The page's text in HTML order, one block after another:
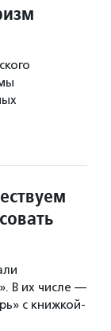
В их числе —
с книжкой-